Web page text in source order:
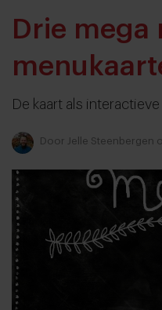
Drie mega
De kaart als
Door Jelle Steenbergen